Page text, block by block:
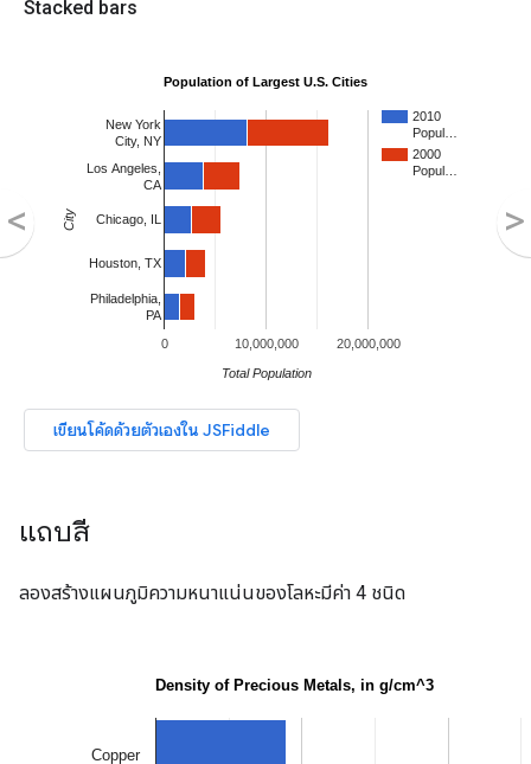
แถบสี
ลองสร้างแผนภูมิความหนาแน่นของโลหะมีค่า 4 ชนิด